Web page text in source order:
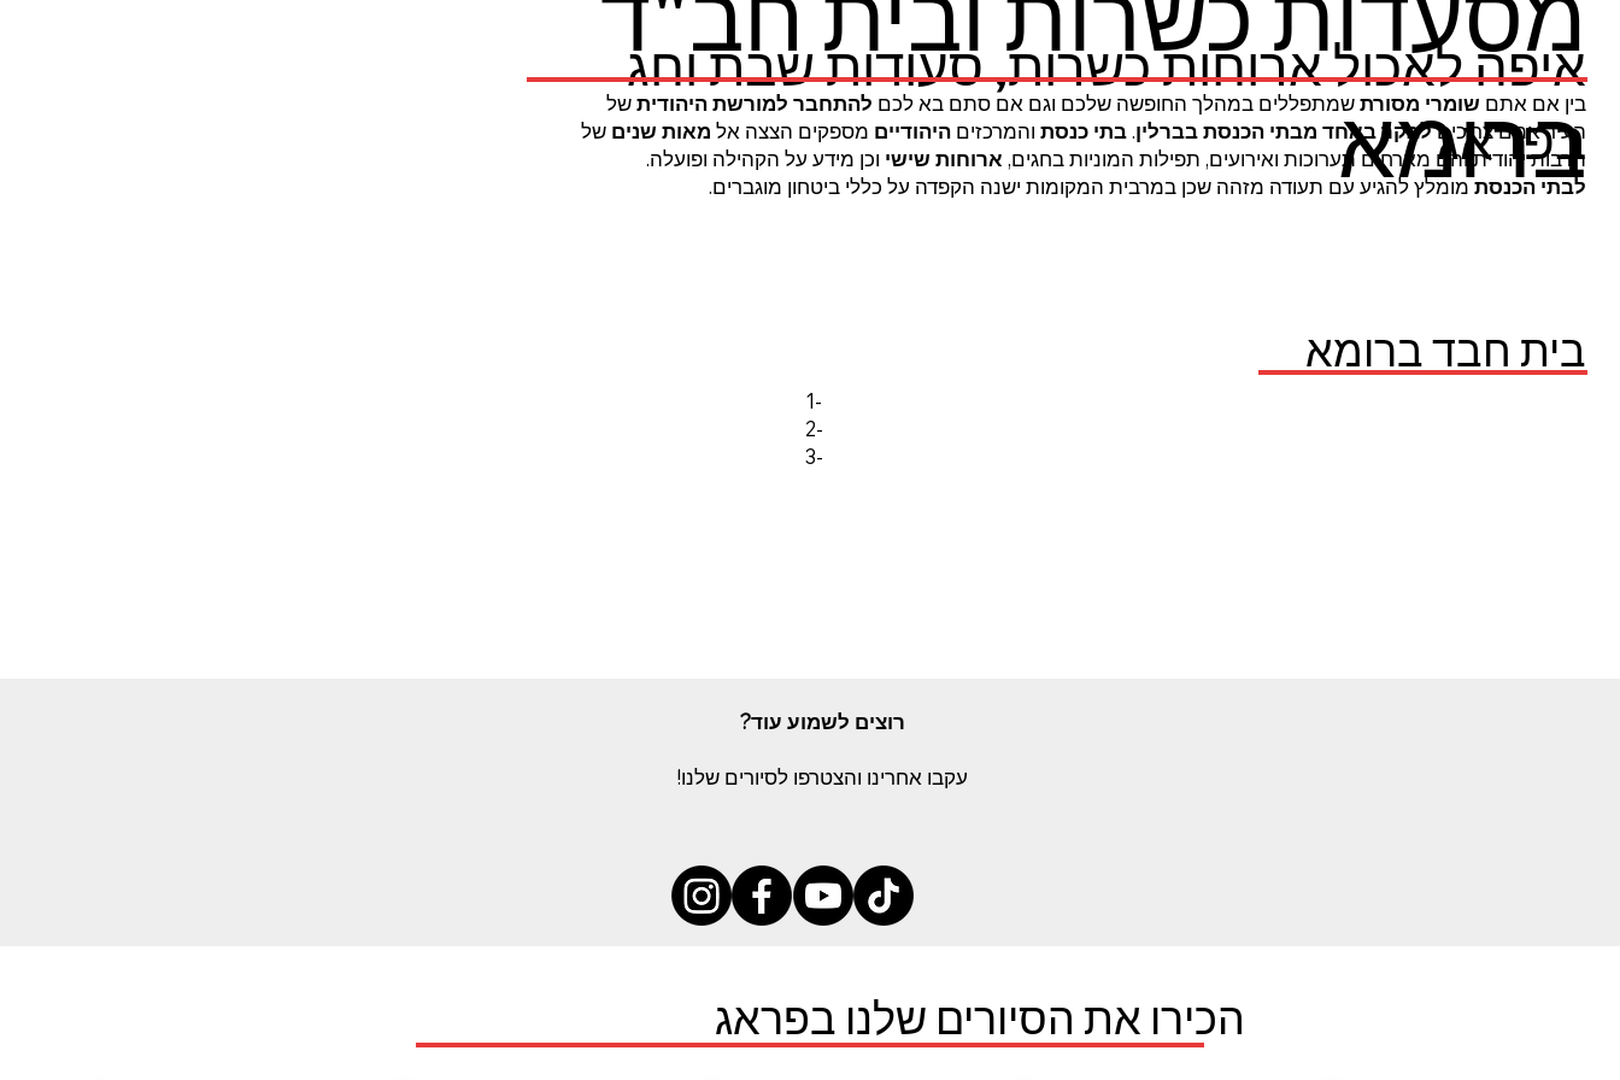
ברומא
איפה לאכול ארוחות כשרות, סעודות שבת וחג
בפראג
בין אם אתם שומרי מסורתשמתפללים במהלך החופשה שלכם וגם אם סתם בא לכם להתחבר למורשת היהודיתשל
העיר אתם צריכיםלבקרבאחד מבתי הכנסת בברלין.בתי כנסת והמרכזיםהיהודיים מספקים הצצה אל מאות שנים של
תרבות יהודית והם מארחים תערוכות ואירועים, תפילות המוניות בחגים, ארוחות שישי וכן מידע על הקהילה ופועלה.
לבתי הכנסת מומלץ להגיע עם תעודה מזהה שכן במרבית המקומות ישנה הקפדה על כללי ביטחון מוגברים.
בית חבד ברומא
1-
2-
3-
הכירו את הסיורים שלנו בפראג
רוצים לשמוע עוד?
עקבו אחרינו והצטרפו לסיורים שלנו!